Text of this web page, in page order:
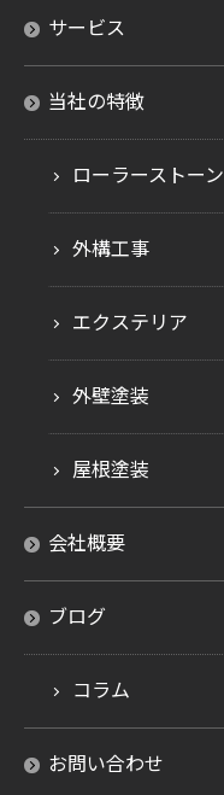
サービス
当社の特徴
ローラーストーン
外構工事
エクステリア
外壁塗装
屋根塗装
会社概要
ブログ
コラム
お問い合わせ